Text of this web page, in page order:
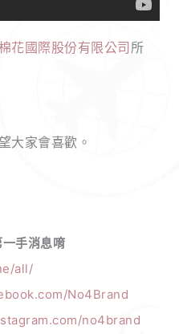
花國際股份有限公司所
大家會喜歡。
手消息唷
all/
No4Brand
no4brand